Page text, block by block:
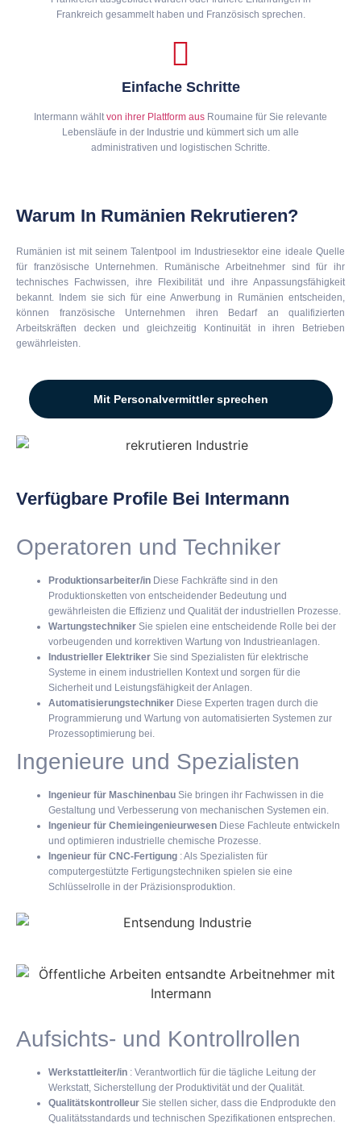
Frankreich gesammelt haben und Französisch sprechen.
Einfache Schritte
Intermann wähltvon ihrer Plattform aus Roumaine für Sie relevante
Lebensläufe in der Industrie und kümmert sich um alle
administrativen und logistischen Schritte.
Warum In Rumänien Rekrutieren?
Rumänien ist mit seinem Talentpool im Industriesektor eine ideale Quelle
für französische Unternehmen. Rumänische Arbeitnehmer sind für ihr
technisches Fachwissen, ihre Flexibilität und ihre Anpassungsfähigkeit
bekannt. Indem sie sich für eine Anwerbung in Rumänien entscheiden,
können französische Unternehmen ihren Bedarf an qualifizierten
Arbeitskräften decken und gleichzeitig Kontinuität in ihren Betrieben
gewährleisten.
Mit Personalvermittler sprechen
Verfügbare Profile Bei Intermann
Operatoren und Techniker
Produktionsarbeiter/in Diese Fachkräfte sind in den
Produktionsketten von entscheidender Bedeutung und
gewährleisten die Effizienz und Qualität der industriellen Prozesse.
Wartungstechniker Sie spielen eine entscheidende Rolle bei der
vorbeugenden und korrektiven Wartung von Industrieanlagen.
Industrieller Elektriker Sie sind Spezialisten für elektrische
Systeme in einem industriellen Kontext und sorgen für die
Sicherheit und Leistungsfähigkeit der Anlagen.
Automatisierungstechniker Diese Experten tragen durch die
Programmierung und Wartung von automatisierten Systemen zur
Prozessoptimierung bei.
Ingenieure und Spezialisten
Ingenieur für Maschinenbau Sie bringen ihr Fachwissen in die
Gestaltung und Verbesserung von mechanischen Systemen ein.
Ingenieur für Chemieingenieurwesen Diese Fachleute entwickeln
und optimieren industrielle chemische Prozesse.
Ingenieur für CNC-Fertigung : Als Spezialisten für
computergestützte Fertigungstechniken spielen sie eine
Schlüsselrolle in der Präzisionsproduktion.
Aufsichts- und Kontrollrollen
Werkstattleiter/in : Verantwortlich für die tägliche Leitung der
Werkstatt, Sicherstellung der Produktivität und der Qualität.
Qualitätskontrolleur Sie stellen sicher, dass die Endprodukte den
Qualitätsstandards und technischen Spezifikationen entsprechen.